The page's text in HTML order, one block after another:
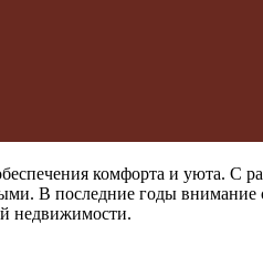
комфорта и уюта. С
В последние годы внимание
недвижимости.